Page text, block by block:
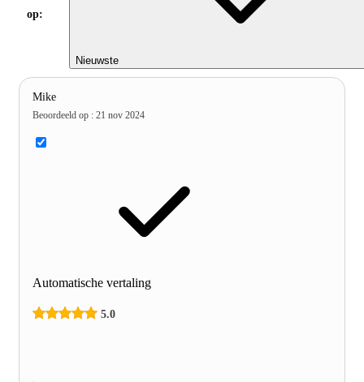
op:
Nieuwste
Mike
Beoordeeld op : 21 nov 2024
Automatische vertaling
5.0